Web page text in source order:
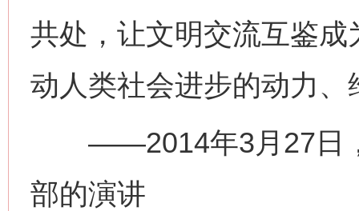
共处，让文明交流互鉴
动人类社会进步的动力
——2014年3月27日，
部的演讲